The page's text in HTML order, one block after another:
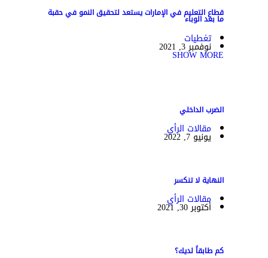
قطاع التعليم في الإمارات يستعد لتحقيق النمو في حقبة
ما بعد الوباء
تغطيات
نوفمبر 3, 2021
SHOW MORE
الضرب الداخلي
مقالات الرأي
يونيو 7, 2022
النهاية لا تنكسر
مقالات الرأي
أكتوبر 30, 2021
كم طابقاً لديك؟